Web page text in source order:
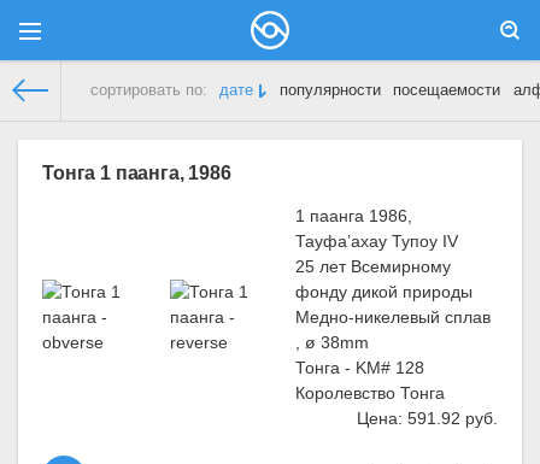
сортировать по: дате популярности посещаемости
Тонга 1 паанга, 1986
1 паанга 1986,
Тауфа’ахау Тупоу IV
25 лет Всемирному
фонду дикой природы
Медно-никелевый сплав
, ø 38mm
Тонга - KM# 128
Королевство Тонга
Цена: 591.92 руб.